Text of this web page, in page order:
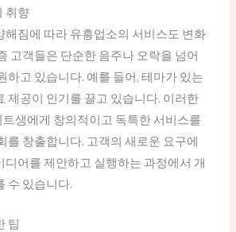
취향
해짐에 따라 유흥업소의 서비스도 변화
고객들은 단순한 음주나 오락을 넘어
하고 있습니다. 예를 들어, 테마가 있는
제공이 인기를 끌고 있습니다. 이러한
생에게 창의적이고 독특한 서비스를
를 창출합니다. 고객의 새로운 요구에
디어를 제안하고 실행하는 과정에서 개
수 있습니다.
팁